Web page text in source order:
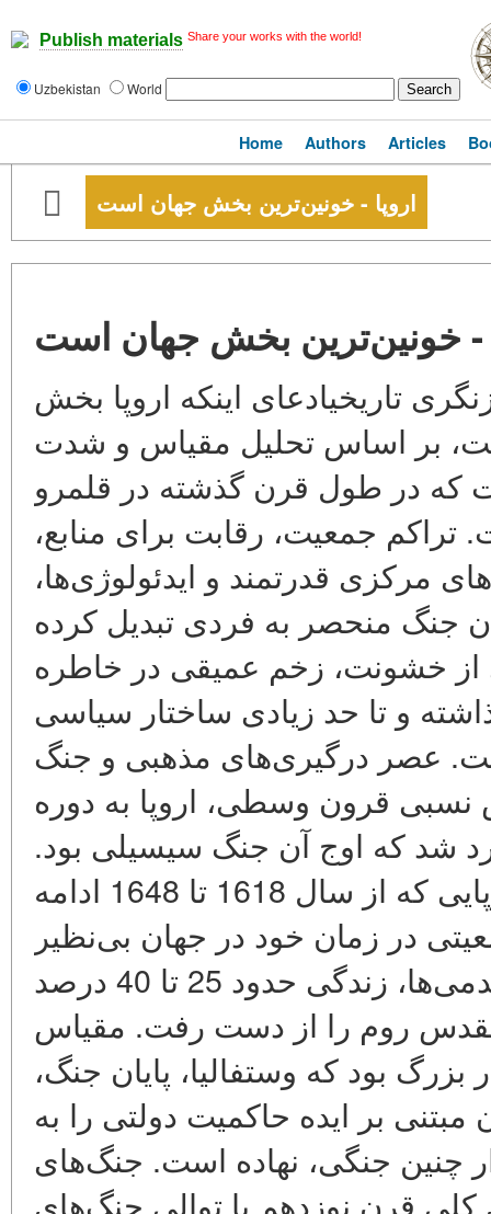
Publish materials Share your works with the world!
Uzbekistan World
Home Authors Articles
اروپا - خونین‌ترین بخش جهان است
- خونین‌ترین بخش جهان است
تاریخیادعای اینکه اروپا بخش
بر اساس تحلیل مقیاس و شدت
که در طول قرن گذشته در قلمرو
جمعیت، رقابت برای منابع،
مرکزی قدرتمند و ایدئولوژی‌ها،
جنگ منحصر به فردی تبدیل کرده
از خشونت، زخم عمیقی در خاطره
و تا حد زیادی ساختار سیاسی
عصر درگیری‌های مذهبی و جنگ
قرون وسطی، اروپا به دوره
شد که اوج آن جنگ سیسیلی بود.
این درگیری عمومی اروپایی که از سال 1618 تا 1648 ادامه
در زمان خود در جهان بی‌نظیر
بود. جنگ‌ها، گرسنگی و اپیدمی‌ها، زندگی حدود 25 تا 40 درصد
روم را از دست رفت. مقیاس
بزرگ بود که وستفالیا، پایان جنگ،
بر ایده حاکمیت دولتی را به
چنین جنگی، نهاده است. جنگ‌های
کلی قرن نوزدهم با توالی جنگ‌های